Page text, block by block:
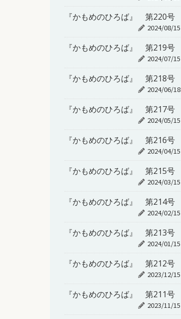
『かもめのひろば』 第220号
2024/08/15
『かもめのひろば』 第219号
2024/07/15
『かもめのひろば』 第218号
2024/06/18
『かもめのひろば』 第217号
2024/05/15
『かもめのひろば』 第216号
2024/04/15
『かもめのひろば』 第215号
2024/03/15
『かもめのひろば』 第214号
2024/02/15
『かもめのひろば』 第213号
2024/01/15
『かもめのひろば』 第212号
2023/12/15
『かもめのひろば』 第211号
2023/11/15